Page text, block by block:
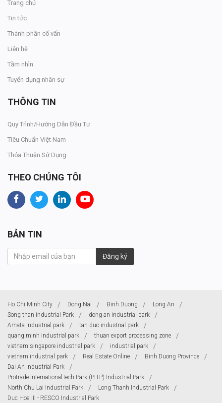
Trang chủ
Tin tức
Thành phần cố vấn
Liên hệ
Tầm nhìn
Tuyển dụng nhân sự
THÔNG TIN
Quy Trình/Hướng Dẫn Đầu Tư
Tiêu Chuẩn Việt Nam
Thỏa Thuận Sử Dụng
THEO CHÚNG TÔI
BẢN TIN
Đăng ký
Ho Chi Minh City Dong Nai Binh Duong
Long An
Song than industrial Park
dong an industrial park
Amata industrial park
tan duc industrial park
quang minh industrial park
thuan export processing zone
vietnam singapore industrial park
industrial park
vietnam industrial park
Real Estate Online
Binh Duong Province
Dai An Industrial Park
Protrade InternationalTech Park (PITP) Industrial Park
North Chu Lai Industrial Park
Long Thanh Industrial Park
Duc Hoa III - RESCO Industrial Park